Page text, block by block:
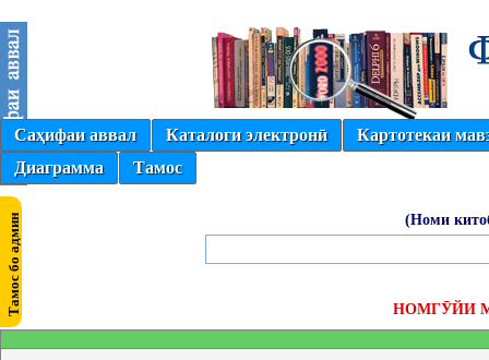
Саҳифаи аввал Каталоги электронӣ
Картотекаи
Диаграмма
Тамос
(Номи
НОМГӮЙИ